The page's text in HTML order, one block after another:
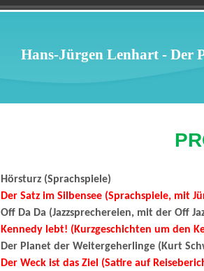
Hans-Jürgen Lenhart - Der
Hörsturz (Sprachspiele)
Der Satz im Silbensee (Sprachspiele, mit
Off Da Da (Jazzsprechereien, mit der Off
Kennedy lebt! (Kurzgeschichten um den
Der Planet der Weitergeherlinge (Kurt
Der Weck ist das Ziel (Satire auf